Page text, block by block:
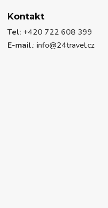
Kontakt
Tel: +420 722 608 399
E-mail.:info@24travel.cz